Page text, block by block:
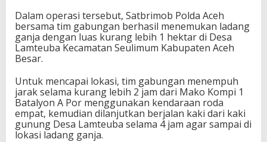
Dalam operasi tersebut, Satbrimob Polda Aceh
bersama tim gabungan berhasil menemukan ladang
ganja dengan luas kurang lebih 1 hektar di Desa
Lamteuba Kecamatan Seulimum Kabupaten Aceh
Besar.
Untuk mencapai lokasi, tim gabungan menempuh
jarak selama kurang lebih 2 jam dari Mako Kompi 1
Batalyon A Por menggunakan kendaraan roda
empat, kemudian dilanjutkan berjalan kaki dari kaki
gunung Desa Lamteuba selama 4 jam agar sampai di
lokasi ladang ganja.